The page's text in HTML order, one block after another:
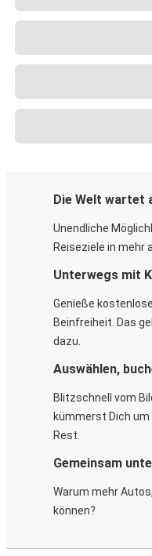
Die Welt wartet
Unendliche
Reiseziele in mehr
Unterwegs mit
Genieße
Beinfreiheit. Das
dazu.
Auswählen,
Blitzschnell vom
kümmerst Dich um
Rest.
Gemeinsam
Warum mehr
können?